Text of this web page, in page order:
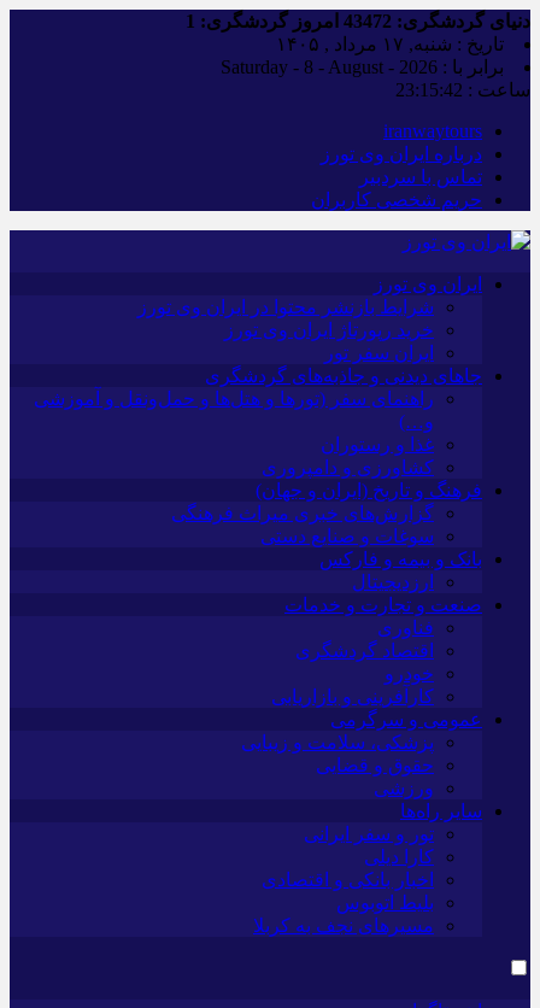
دنیای گردشگری: امروز گردشگری:
تاریخ : شنبه, ۱۷ مرداد , ۱۴۰۵
برابر با : Saturday - 8 - August - 2026
ساعت : 23:15:43
iranwaytours
درباره ایران وی تورز
تماس با سردبیر
حریم شخصی کاربران
ایران وی تورز
شرایط بازنشر محتوا در ایران وی تورز
خرید رپورتاژ ایران وی تورز
ایران سفر تور
جاهای دیدنی و جاذبه‌های گردشگری
راهنمای سفر (تورها و هتل‌ها و حمل‌و‌نقل و آموزشی
و…)
غذا و رستوران
کشاورزی و دامپروری
فرهنگ و تاریخ (ایران و جهان)
گزارش‌های خبری میراث فرهنگی
سوغات و صنایع دستی
بانک و بیمه و فارکس
ارزدیجیتال
صنعت و تجارت و خدمات
فناوری
اقتصاد گردشگری
خودرو
کارآفرینی و بازاریابی
عمومی و سرگرمی
پزشکی، سلامت و زیبایی
حقوق و قضایی
ورزشی
سایر راه‌ها
تور و سفر ایرانی
کارا دیلی
اخبار بانکی و اقتصادی
بلیط اتوبوس
مسیرهای نجف به کربلا